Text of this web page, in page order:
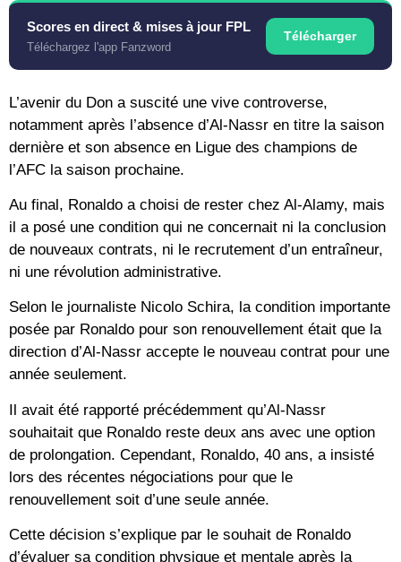
Scores en direct & mises à jour FPL
Téléchargez l'app Fanzword
Télécharger
L’avenir du Don a suscité une vive controverse,
notamment après l’absence d’Al-Nassr en titre la saison
dernière et son absence en Ligue des champions de
l’AFC la saison prochaine.
Au final, Ronaldo a choisi de rester chez Al-Alamy, mais
il a posé une condition qui ne concernait ni la conclusion
de nouveaux contrats, ni le recrutement d’un entraîneur,
ni une révolution administrative.
Selon le journaliste Nicolo Schira, la condition importante
posée par Ronaldo pour son renouvellement était que la
direction d’Al-Nassr accepte le nouveau contrat pour une
année seulement.
Il avait été rapporté précédemment qu’Al-Nassr
souhaitait que Ronaldo reste deux ans avec une option
de prolongation. Cependant, Ronaldo, 40 ans, a insisté
lors des récentes négociations pour que le
renouvellement soit d’une seule année.
Cette décision s’explique par le souhait de Ronaldo
d’évaluer sa condition physique et mentale après la